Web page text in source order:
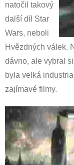
natočil takový
další díl Star
Wars, neboli
Hvězdných válek.
dávno, ale vybral
byla velká
zajímavé filmy.